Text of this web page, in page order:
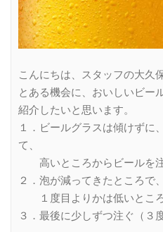
こんにちは、スタッフの大久
とある機会に、おいしいビー
紹介したいと思います。
１．ビールグラスは傾けずに
て、
高いところからビールを注
２．泡が減ってきたところで
１度目よりかは低いところ
３．最後に少しずつ注ぐ（３